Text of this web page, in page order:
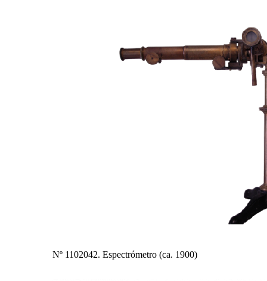
Nº 1102042. Espectrómetro (ca. 1900)